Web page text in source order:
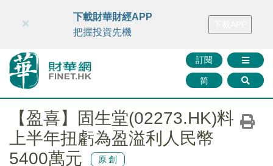
財華智庫網 FINTV FINMETA 財華證券 媒體矩陣
訂閱
简
×
下載財華財經APP
把握投資先機
【盈喜】固生堂(02273.HK)料
上半年扭虧為盈溢利人民幣
5400萬元
原創